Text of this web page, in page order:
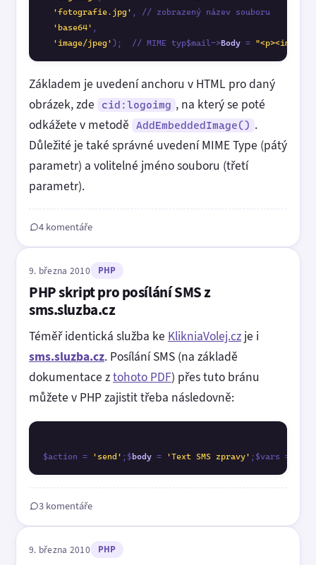
'fotografie.jpg'
, // zobrazený název souboru
'base64'
'image/jpeg' );  // MIME typ$mail->Body = "<p><img
Základem je uvedení anchoru v HTML pro daný
obrázek, zde
cid:logoimg , na který se poté
odkážete v metodě
AddEmbeddedImage() .
Důležité je také správné uvedení MIME Type (pátý
parametr) a volitelné jméno souboru (třetí
parametr).
4 komentáře
9. března 2010 PHP
PHP skript pro posílání SMS z
sms.sluzba.cz
Téměř identická služba ke KlikniaVolej.cz je i
sms.sluzba.cz. Posílání SMS (na základě
dokumentace ztohoto PDF) přes tuto bránu
můžete v PHP zajistit třeba následovně:
$action = 'send' ;$body = 'Text SMS zpravy' ;$vars =
3 komentáře
9. března 2010 PHP